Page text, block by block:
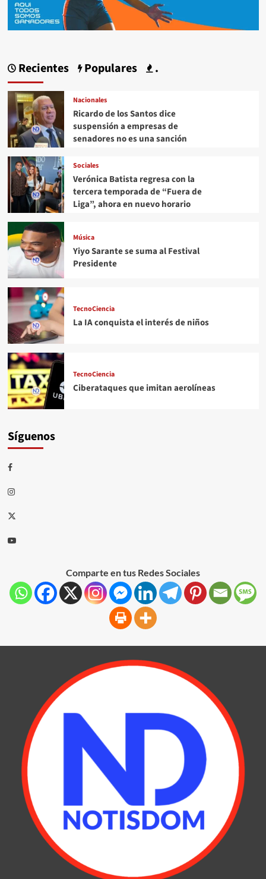
Recientes Populares .
Nacionales
Ricardo de los Santos dice
suspensión a empresas de
senadores no es una sanción
Sociales
Verónica Batista regresa con la
tercera temporada de “Fuera de
Liga”, ahora en nuevo horario
Música
Yiyo Sarante se suma al Festival
Presidente
TecnoCiencia
La IA conquista el interés de niños
TecnoCiencia
Ciberataques que imitan aerolíneas
Síguenos
Comparte en tus Redes Sociales